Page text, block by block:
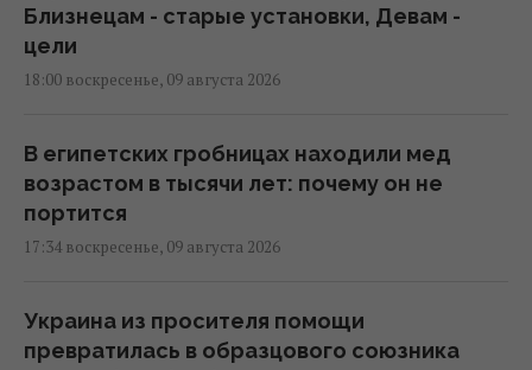
Близнецам - старые установки, Девам -
цели
18:00 воскресенье, 09 августа 2026
В египетских гробницах находили мед
возрастом в тысячи лет: почему он не
портится
17:34 воскресенье, 09 августа 2026
Украина из просителя помощи
превратилась в образцового союзника